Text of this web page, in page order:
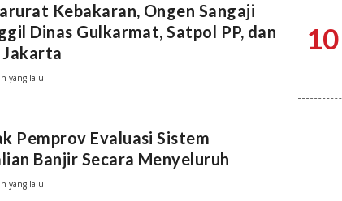
Kebakaran, Ongen Sangaji
Dinas Gulkarmat, Satpol PP, dan
Jakarta
yang lalu
Pemprov Evaluasi Sistem
Banjir Secara Menyeluruh
yang lalu
10